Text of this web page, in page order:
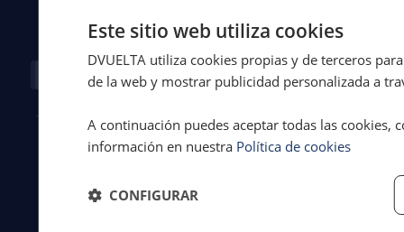
Facebook-
twitter
Instagram
Linkedin-
Youtube
S.L. | España
Cookies
Este sitio web utiliza cookies
DVUELTA utiliza cookies propias y de terceros
de la web y mostrar publicidad personalizada a
A continuación puedes aceptar todas las cookies,
información en nuestra Política de cookies
CONFIGURAR